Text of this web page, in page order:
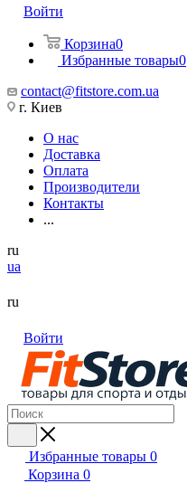
Войти
Корзина0
Избранные товары0
contact@fitstore.com.ua
г. Киев
О нас
Доставка
Оплата
Производители
Контакты
...
ru
ua
ru
Войти
Избранные товары 0
Корзина 0